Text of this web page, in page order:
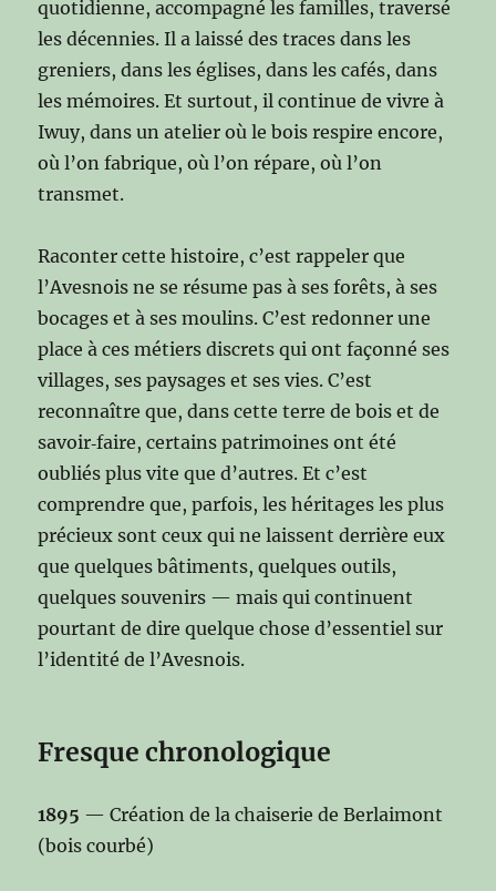
quotidienne, accompagné les familles, traversé
les décennies. Il a laissé des traces dans les
greniers, dans les églises, dans les cafés, dans
les mémoires. Et surtout, il continue de vivre à
Iwuy, dans un atelier où le bois respire encore,
où l’on fabrique, où l’on répare, où l’on
transmet.
Raconter cette histoire, c’est rappeler que
l’Avesnois ne se résume pas à ses forêts, à ses
bocages et à ses moulins. C’est redonner une
place à ces métiers discrets qui ont façonné ses
villages, ses paysages et ses vies. C’est
reconnaître que, dans cette terre de bois et de
savoir‑faire, certains patrimoines ont été
oubliés plus vite que d’autres. Et c’est
comprendre que, parfois, les héritages les plus
précieux sont ceux qui ne laissent derrière eux
que quelques bâtiments, quelques outils,
quelques souvenirs — mais qui continuent
pourtant de dire quelque chose d’essentiel sur
l’identité de l’Avesnois.
Fresque chronologique
1895 — Création de la chaiserie de Berlaimont
(bois courbé)